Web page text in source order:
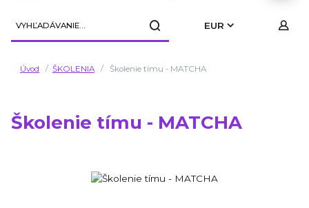
EUR
Úvod ŠKOLENIA Školenie tímu - MATCHA
Školenie tímu - MATCHA